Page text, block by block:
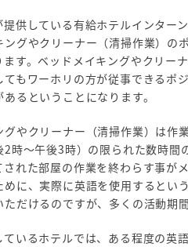
供している有給ホテルインター
グやクリーナー（清掃作業）
す。ベッドメイキングやクリー
もワーホリの方が従事できるポ
るということになります。
グやクリーナー（清掃作業）は
2時～午後3時）の限られた数時
された部屋の作業を終わらす事
に、実際に英語を使用するとい
だけるのですが、多くの活動期
いるホテルでは、ある程度の英